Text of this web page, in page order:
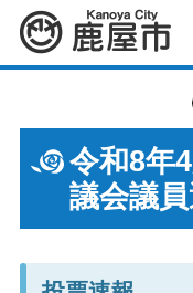
鹿屋市
令和8年
議会議